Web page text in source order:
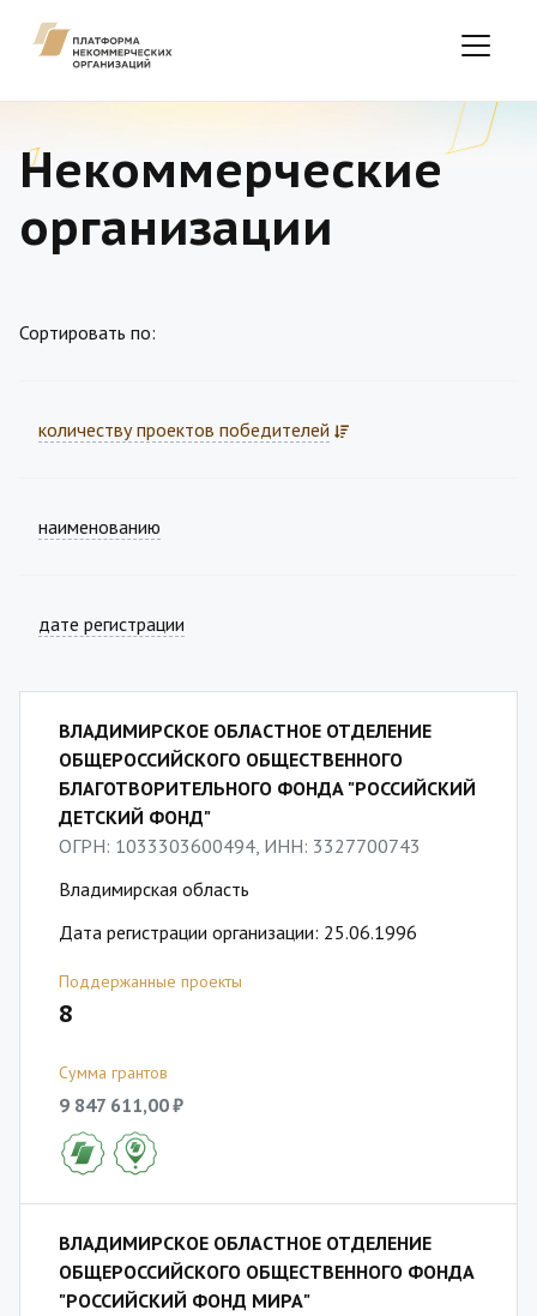
Некоммерческие
организации
Сортировать по:
количеству проектов победителей
наименованию
дате регистрации
ВЛАДИМИРСКОЕ ОБЛАСТНОЕ ОТДЕЛЕНИЕ
ОБЩЕРОССИЙСКОГО ОБЩЕСТВЕННОГО
БЛАГОТВОРИТЕЛЬНОГО ФОНДА "РОССИЙСКИЙ
ДЕТСКИЙ ФОНД"
ОГРН: 1033303600494, ИНН: 3327700743
Владимирская область
Дата регистрации организации: 25.06.1996
Поддержанные проекты
8
Сумма грантов
9 847 611,00 ₽
ВЛАДИМИРСКОЕ ОБЛАСТНОЕ ОТДЕЛЕНИЕ
ОБЩЕРОССИЙСКОГО ОБЩЕСТВЕННОГО ФОНДА
"РОССИЙСКИЙ ФОНД МИРА"